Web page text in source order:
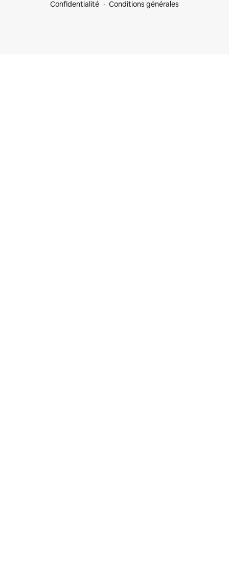
Confidentialité Conditions générales